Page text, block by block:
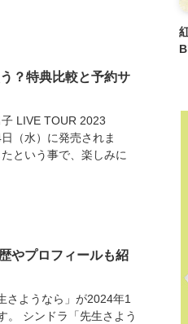
？特典比較と予約サ
LIVE TOUR 2023
（水）に発売されま
という事で、楽しみに
やプロフィールも紹
さようなら」が2024年1
。 シンドラ「先生さよう